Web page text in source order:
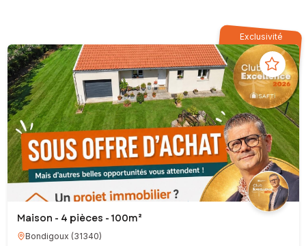
Exclusivité
Maison - 4 pièces - 100m²
Bondigoux (31340)